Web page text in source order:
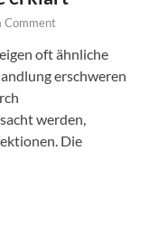
Comment
oft ähnliche
erschweren
werden,
Die